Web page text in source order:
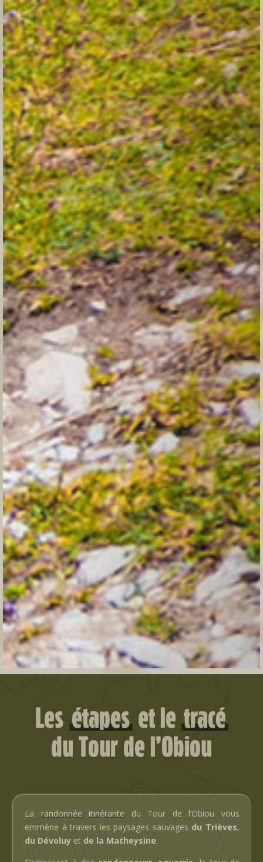
Les étapeset le tracé
du Tour de l’Obiou
La randonnée itinérante du Tour de l’Obiou vous
emmène à travers les paysages sauvages du Trièves,
du Dévoluy et de la Matheysine.